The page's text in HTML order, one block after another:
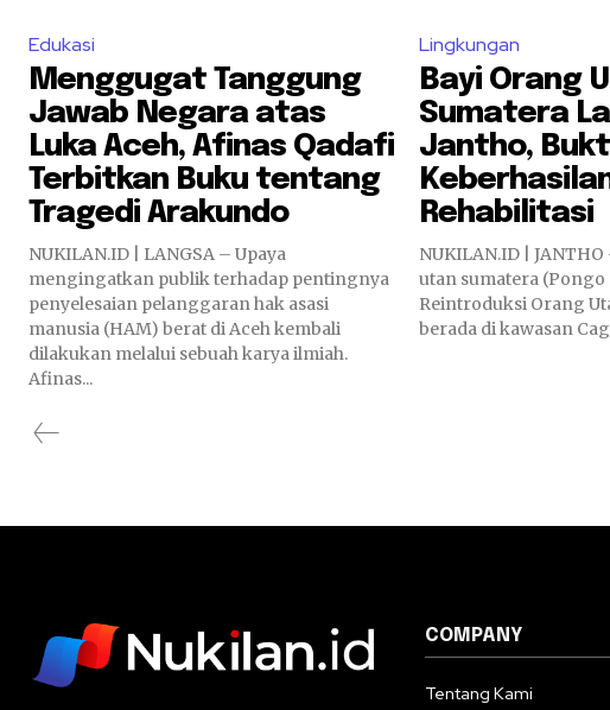
Edukasi
Menggugat Tanggung
Jawab Negara atas
Luka Aceh, Afinas Qadafi
Terbitkan Buku tentang
Tragedi Arakundo
NUKILAN.ID | LANGSA – Upaya
mengingatkan publik terhadap pentingnya
penyelesaian pelanggaran hak asasi
manusia (HAM) berat di Aceh kembali
dilakukan melalui sebuah karya ilmiah.
Afinas...
Lingkungan
Bayi Orang
Sumatera
Jantho,
Rehabilitasi
NUKILAN.ID |
utan sumatera
Reintroduksi Orang
berada di kawasan
COMPANY
Tentang Kami